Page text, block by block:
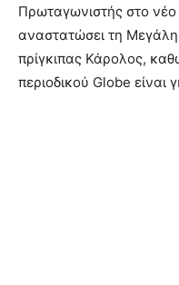
Πρωταγωνιστής στο
αναστατώσει τη Μεγάλη
πρίγκιπας Κάρολος,
περιοδικού Globe είναι